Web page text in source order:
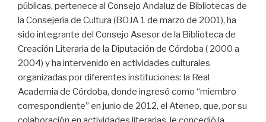
públicas, pertenece al Consejo Andaluz de Bibliotecas de
la Consejería de Cultura (BOJA 1 de marzo de 2001), ha
sido integrante del Consejo Asesor de la Biblioteca de
Creación Literaria de la Diputación de Córdoba ( 2000 a
2004) y ha intervenido en actividades culturales
organizadas por diferentes instituciones: la Real
Academia de Córdoba, donde ingresó como “miembro
correspondiente” en junio de 2012, el Ateneo, que, por su